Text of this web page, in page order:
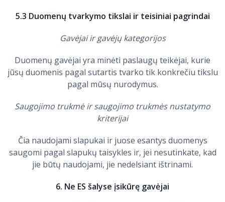
5.3 Duomenų tvarkymo tikslai ir teisiniai pagrindai
Gavėjai ir gavėjų kategorijos
Duomenų gavėjai yra minėti paslaugų teikėjai, kurie
jūsų duomenis pagal sutartis tvarko tik konkrečiu tikslu
pagal mūsų nurodymus.
Saugojimo trukmė ir saugojimo trukmės nustatymo
kriterijai
Čia naudojami slapukai ir juose esantys duomenys
saugomi pagal slapukų taisykles ir, jei nesutinkate, kad
jie būtų naudojami, jie nedelsiant ištrinami.
6. Ne ES šalyse įsikūrę gavėjai